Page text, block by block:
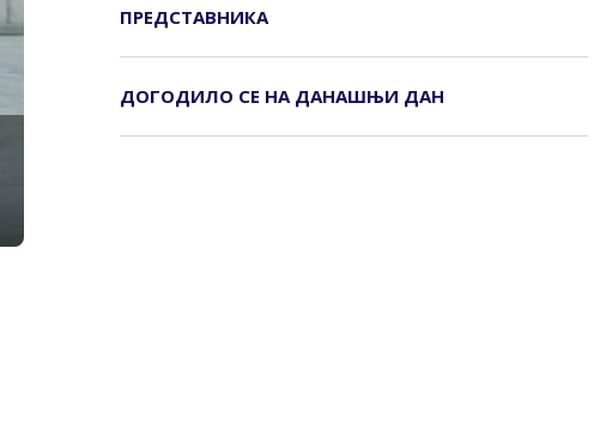
ПРЕДСТАВНИКА
ДОГОДИЛО СЕ НА ДАНАШЊИ ДАН